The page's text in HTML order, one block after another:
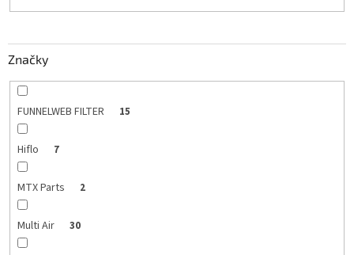
Značky
FUNNELWEB FILTER 15
Hiflo 7
MTX Parts 2
Multi Air 30